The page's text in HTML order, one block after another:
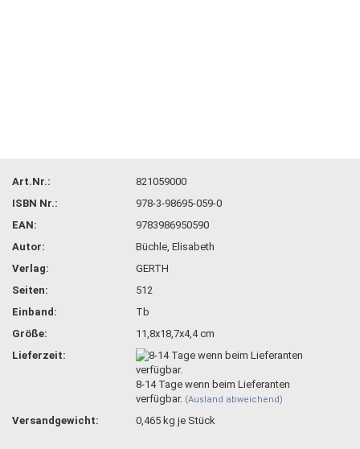
Art.Nr.:
821059000
ISBN Nr.:
978-3-98695-059-0
EAN:
9783986950590
Autor:
Büchle, Elisabeth
Verlag:
GERTH
Seiten:
512
Einband:
Tb
Größe:
11,8x18,7x4,4 cm
Lieferzeit:
8-14 Tage wenn beim Lieferanten
verfügbar. (Ausland abweichend)
Versandgewicht: 0,465 kg je Stück